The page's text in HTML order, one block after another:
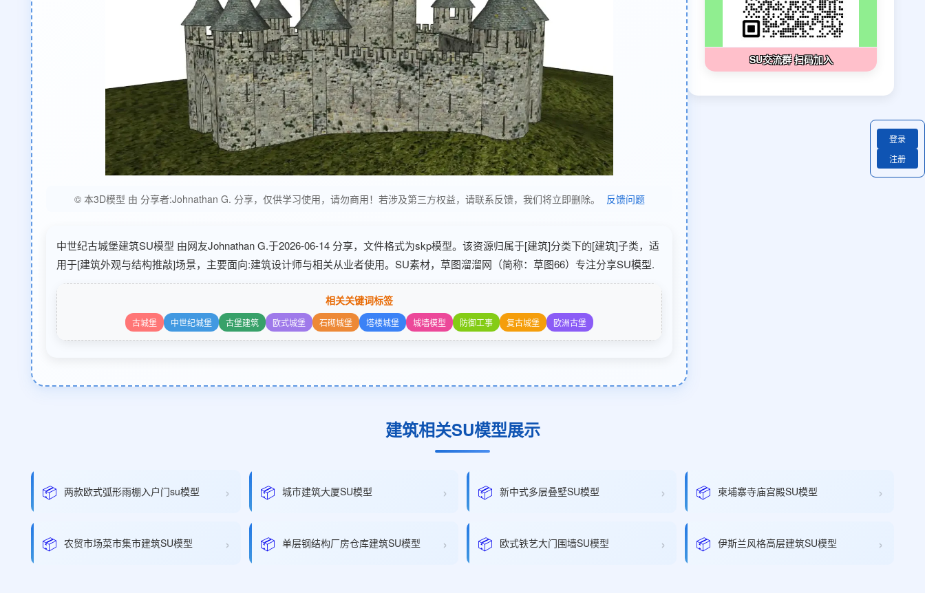
© 本3D模型 由 分享者:Johnathan G. 分享，仅供学习使用，请勿商用！若涉及第三方权益，请联系反馈，我们将立即删除。 反馈问题
中世纪古城堡建筑SU模型 由网友Johnathan G.于2026-06-14 分享，文件格式为skp模型。该资源归属于[建筑]分类下的[建筑]子类，适
用于[建筑外观与结构推敲]场景，主要面向:建筑设计师与相关从业者使用。SU素材，草图溜溜网（简称：草图66）专注分享SU模型.
相关关键词标签
古城堡 中世纪城堡 古堡建筑 欧式城堡 石砌城堡 塔楼城堡 城墙模型 防御工事 复古城堡 欧洲古堡
SU交流群 扫码加入
建筑相关SU模型展示
📦 两款欧式弧形雨棚入户门su模型 › 📦 城市建筑大厦SU模型 › 📦 新中式多层叠墅SU模型 › 📦 柬埔寨寺庙宫殿SU模型 ›
📦 农贸市场菜市集市建筑SU模型 › 📦 单层钢结构厂房仓库建筑SU模型 › 📦 欧式铁艺大门围墙SU模型 › 📦 伊斯兰风格高层建筑SU模型 ›
登录
注册